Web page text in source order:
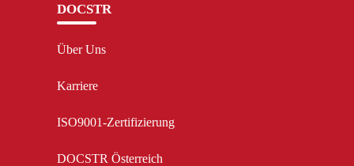
DOCSTR
Über Uns
Karriere
ISO9001-Zertifizierung
DOCSTR Österreich